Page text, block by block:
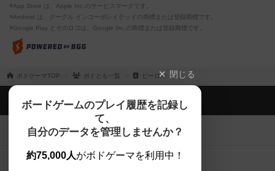
※App Store は、Apple Inc.のサービスマークです。
※Android は、グーグル インコーポレイテッドの商標または登録商標です。
※Google Play とそのロゴは、Google Inc.の商標または登録商標です。
ボドゲーマTOP ボドとも一覧 ビーロー 閉じる
ボードゲームのプレイ履歴を記録し
て、
自分のデータを管理しませんか？
約75,000人がボドゲーマを利用中！
ボドゲーマTOP
ボードゲームを検索する
ボードゲームの新着レビュー